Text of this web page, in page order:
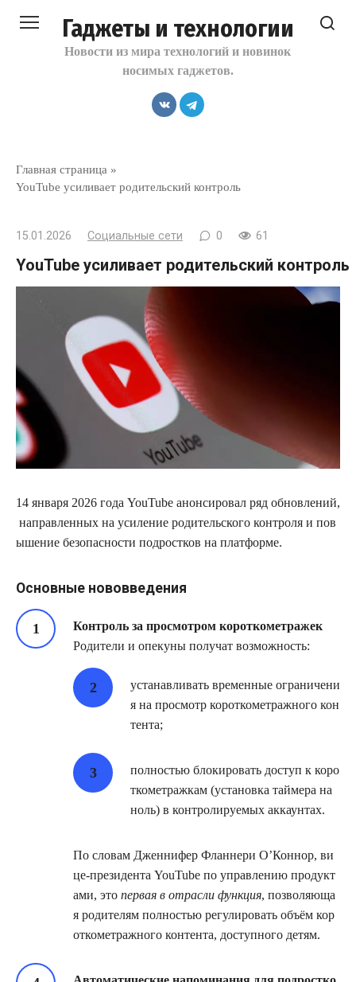
Гаджеты и технологии
Новости из мира технологий и новинок
носимых гаджетов.
Главная страница »
YouTube усиливает родительский контроль
15.01.2026 Социальные сети 0 61
YouTube усиливает родительский контроль
14 января 2026 года YouTube анонсировал ряд обновлений,
направленных на усиление родительского контроля и пов
ышение безопасности подростков на платформе.
Основные нововведения
Контроль за просмотром короткометражек
Родители и опекуны получат возможность:
устанавливать временные ограничени
я на просмотр короткометражного кон
тента;
полностью блокировать доступ к коро
ткометражкам (установка таймера на
ноль) в контролируемых аккаунтах.
По словам Дженнифер Фланнери О’Коннор, ви
це‑президента YouTube по управлению продукт
ами, это первая в отрасли функция, позволяюща
я родителям полностью регулировать объём кор
откометражного контента, доступного детям.